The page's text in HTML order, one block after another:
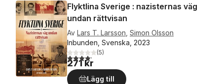
Flyktlina Sverige : nazisternas väg
undan rättvisan
Av Lars T. Larsson Simon Olsson
Inbunden, Svenska, 2023
4,2utav 5 stjärnor. Totalt antal röster:
(5)
271 kr
Lägg till